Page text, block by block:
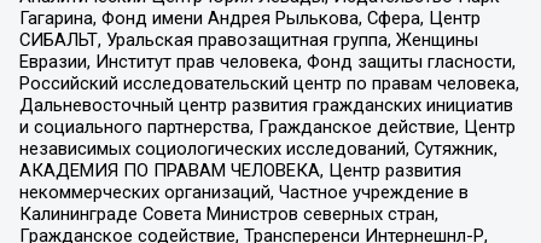
Гагарина, Фонд имени Андрея Рылькова, Сфера, Центр
СИБАЛЬТ, Уральская правозащитная группа, Женщины
Евразии, Институт прав человека, Фонд защиты гласности,
Российский исследовательский центр по правам человека,
Дальневосточный центр развития гражданских инициатив
и социального партнерства, Гражданское действие, Центр
независимых социологических исследований, Сутяжник,
АКАДЕМИЯ ПО ПРАВАМ ЧЕЛОВЕКА, Центр развития
некоммерческих организаций, Частное учреждение в
Калининграде Совета Министров северных стран,
Гражданское содействие, Трансперенси Интернешнл-Р,